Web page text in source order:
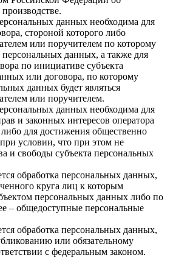
данных необходима для
стороной которого либо
или поручителем по которому
персональных данных, а также для
по инициативе субъекта
или договора, по которому
данных будет являться
или поручителем.
данных необходима для
и законных интересов оператора
для достижения общественно
условии, что при этом не
и свободы субъекта персональных
обработка персональных данных,
круга лиц к которым
персональных данных либо по
– общедоступные персональные
обработка персональных данных,
или обязательному
с федеральным законом.